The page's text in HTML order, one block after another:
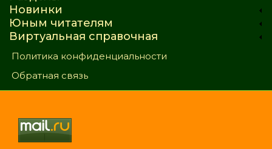
Новинки
Юным читателям
Виртуальная справочная
Политика конфиденциальности
Обратная связь